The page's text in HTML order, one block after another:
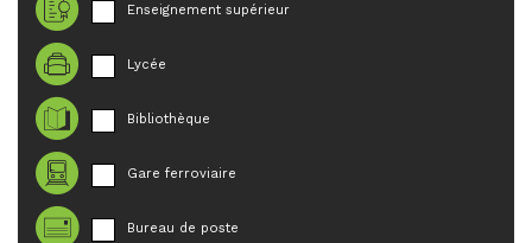
Enseignement supérieur
Lycée
Bibliothèque
Gare ferroviaire
Bureau de poste